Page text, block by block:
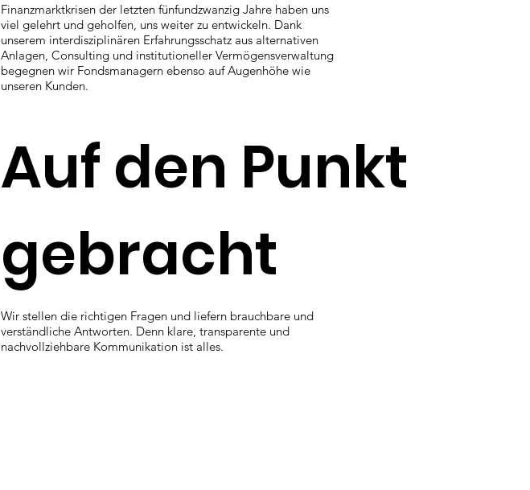
Finanzmarktkrisen der letzten fünfundzwanzig Jahre haben uns
viel gelehrt und geholfen, uns weiter zu entwickeln. Dank
unserem interdisziplinären Erfahrungsschatz aus alternativen
Anlagen, Consulting und institutioneller Vermögensverwaltung
begegnen wir Fondsmanagern ebenso auf Augenhöhe wie
unseren Kunden.
Auf den Punkt
gebracht
Wir stellen die richtigen Fragen und liefern brauchbare und
verständliche Antworten. Denn klare, transparente und
nachvollziehbare Kommunikation ist alles.